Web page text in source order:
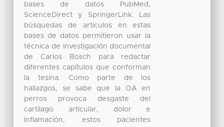
bases de datos PubMed,
ScienceDirect y SpringerLink. Las
búsquedas de artículos en estas
bases de datos permitieron usar la
técnica de investigación documental
de Carlos Bosch para redactar
diferentes capítulos que conforman
la tesina. Como parte de los
hallazgos, se sabe que la OA en
perros provoca desgaste del
cartilago articular, dolor e
inflamación, estos pacientes